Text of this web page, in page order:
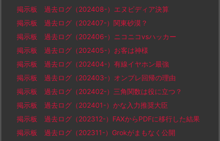
掲示板 過去ログ（202408-）エヌビディア決算
掲示板 過去ログ（202407-）関東砂漠？
掲示板 過去ログ（202406-）ニコニコvsハッカー
掲示板 過去ログ（202405-）お客は神様
掲示板 過去ログ（202404-）有線イヤホン最強
掲示板 過去ログ（202403-）オンプレ回帰の理由
掲示板 過去ログ（202402-）三角関数は役に立つ？
掲示板 過去ログ（202401-）かな入力推奨大臣
掲示板 過去ログ（202312-）FAXからPDFに移行した結果
掲示板 過去ログ（202311-）Grokがまもなく公開